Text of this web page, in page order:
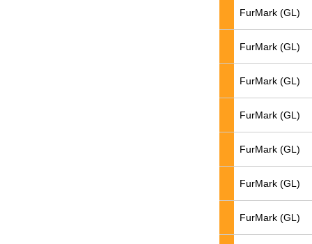
FurMark (GL)
FurMark (GL)
FurMark (GL)
FurMark (GL)
FurMark (GL)
FurMark (GL)
FurMark (GL)